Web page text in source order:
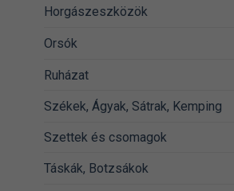
Horgászeszközök
Orsók
Ruházat
Székek, Ágyak, Sátrak, Kemping
Szettek és csomagok
Táskák, Botzsákok